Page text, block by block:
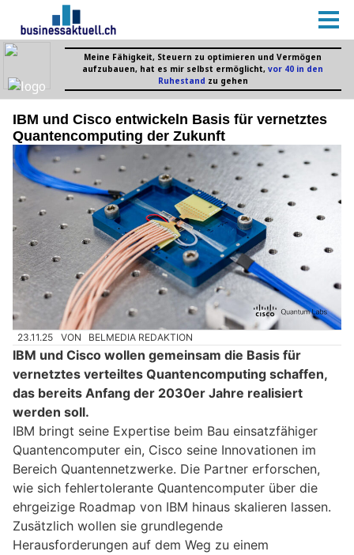
IBM und Cisco entwickeln Basis für vernetztes
Quantencomputing der Zukunft
23.11.25 VON BELMEDIA REDAKTION
IBM und Cisco wollen gemeinsam die Basis für
vernetztes verteiltes Quantencomputing schaffen,
das bereits Anfang der 2030er Jahre realisiert
werden soll.
IBM bringt seine Expertise beim Bau einsatzfähiger
Quantencomputer ein, Cisco seine Innovationen im
Bereich Quantennetzwerke. Die Partner erforschen,
wie sich fehlertolerante Quantencomputer über die
ehrgeizige Roadmap von IBM hinaus skalieren lassen.
Zusätzlich wollen sie grundlegende
Herausforderungen auf dem Weg zu einem